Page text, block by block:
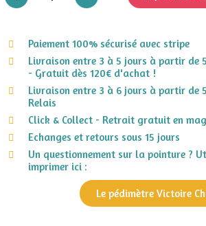
Paiement 100% sécurisé avec stripe
Livraison entre 3 à 5 jours à partir de
- Gratuit dès 120€ d'achat !
Livraison entre 3 à 6 jours à partir de
Relais
Click & Collect - Retrait gratuit en
Echanges et retours sous 15 jours
Un questionnement sur la pointure ?
imprimer ici :
Le pédimètre Victoire